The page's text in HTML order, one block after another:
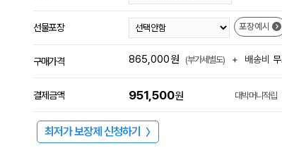
선물포장 포장예시
구매가격 865,000원 (부가세별도) + 배송비
결제금액 951,500원 대박머니적립
최저가 보장제 신청하기 〉